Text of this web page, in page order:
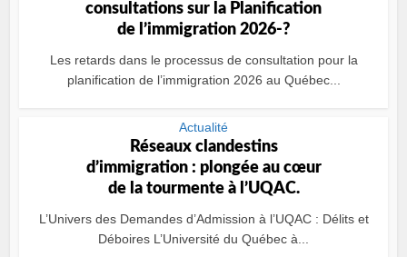
consultations sur la Planification
de l’immigration 2026-?
Les retards dans le processus de consultation pour la
planification de l’immigration 2026 au Québec...
Actualité
Réseaux clandestins
d’immigration : plongée au cœur
de la tourmente à l’UQAC.
L’Univers des Demandes d’Admission à l’UQAC : Délits et
Déboires L’Université du Québec à...